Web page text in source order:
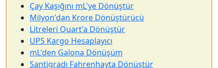
Çay Kaşığını mL'ye Dönüştür
Milyon'dan Krore Dönüştürücü
Litreleri Quart'a Dönüştür
UPS Kargo Hesaplayıcı
mL'den Galona Dönüşüm
Santigradı Fahrenhayta Dönüştür